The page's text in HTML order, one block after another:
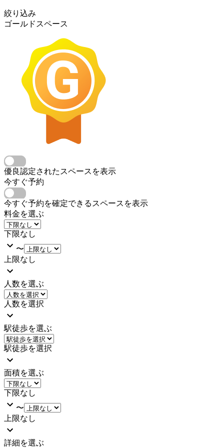
絞り込み
ゴールドスペース
優良認定されたスペースを表示
今すぐ予約
今すぐ予約を確定できるスペースを表示
料金を選ぶ
下限なし
〜
上限なし
人数を選ぶ
人数を選択
駅徒歩を選ぶ
駅徒歩を選択
面積を選ぶ
下限なし
〜
上限なし
詳細を選ぶ